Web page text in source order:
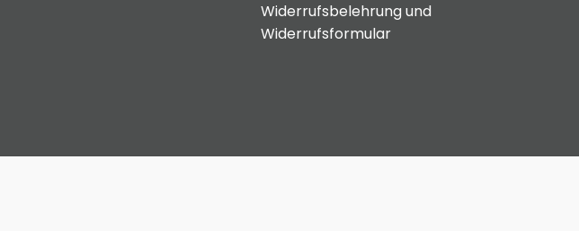
Widerrufsbelehrung und
Widerrufsformular